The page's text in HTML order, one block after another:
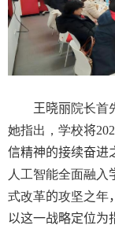
王晓丽院长首
她指出，学校将
信精神的接续奋进
人工智能全面融入
式改革的攻坚之年，
以这一战略定位为